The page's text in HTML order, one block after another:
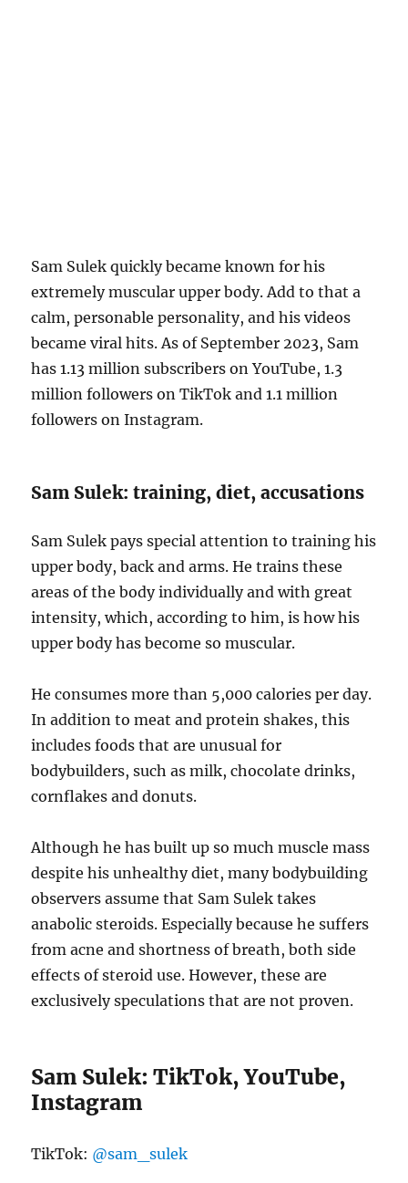
Sam Sulek quickly became known for his
extremely muscular upper body. Add to that a
calm, personable personality, and his videos
became viral hits. As of September 2023, Sam
has 1.13 million subscribers on YouTube, 1.3
million followers on TikTok and 1.1 million
followers on Instagram.
Sam Sulek: training, diet, accusations
Sam Sulek pays special attention to training his
upper body, back and arms. He trains these
areas of the body individually and with great
intensity, which, according to him, is how his
upper body has become so muscular.
He consumes more than 5,000 calories per day.
In addition to meat and protein shakes, this
includes foods that are unusual for
bodybuilders, such as milk, chocolate drinks,
cornflakes and donuts.
Although he has built up so much muscle mass
despite his unhealthy diet, many bodybuilding
observers assume that Sam Sulek takes
anabolic steroids. Especially because he suffers
from acne and shortness of breath, both side
effects of steroid use. However, these are
exclusively speculations that are not proven.
Sam Sulek: TikTok, YouTube,
Instagram
TikTok: @sam_sulek